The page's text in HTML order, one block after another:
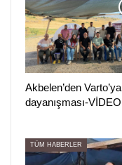
Direniş çadırında
İstanbul’dan
araya gelen çocuklara
çocuklara çeşitli
Kitaplarına
okuyup birlikte vakit
Öte yandan, JES
Akbelen’den
dayanışması-VİDEO
TÜM HABERLER